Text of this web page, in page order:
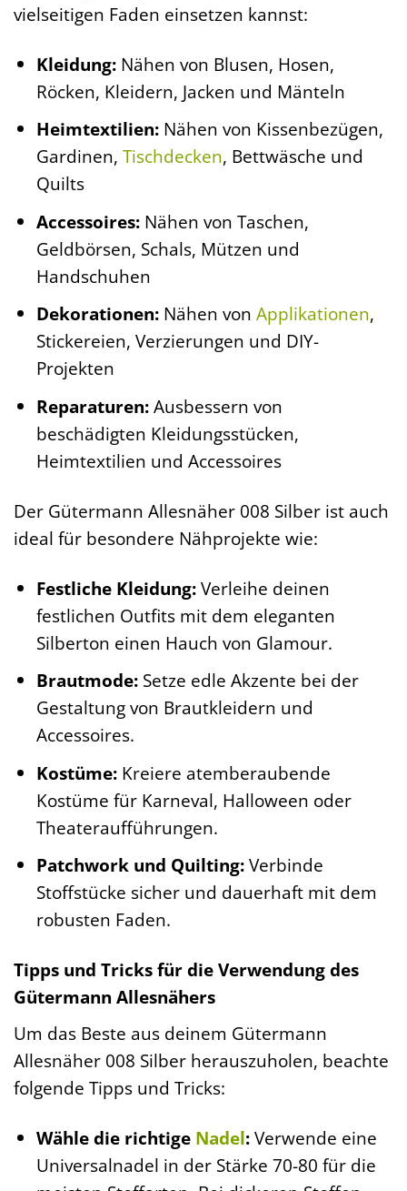
vielseitigen Faden einsetzen kannst:
Kleidung:Nähen von Blusen, Hosen,
Röcken, Kleidern, Jacken und Mänteln
Heimtextilien:Nähen von Kissenbezügen,
Gardinen, Tischdecken, Bettwäsche und
Quilts
Accessoires:Nähen von Taschen,
Geldbörsen, Schals, Mützen und
Handschuhen
Dekorationen:Nähen von Applikationen,
Stickereien, Verzierungen und DIY-
Projekten
Reparaturen:Ausbessern von
beschädigten Kleidungsstücken,
Heimtextilien und Accessoires
Der Gütermann Allesnäher 008 Silber ist auch
ideal für besondere Nähprojekte wie:
Festliche Kleidung:Verleihe deinen
festlichen Outfits mit dem eleganten
Silberton einen Hauch von Glamour.
Brautmode:Setze edle Akzente bei der
Gestaltung von Brautkleidern und
Accessoires.
Kostüme:Kreiere atemberaubende
Kostüme für Karneval, Halloween oder
Theateraufführungen.
Patchwork und Quilting:Verbinde
Stoffstücke sicher und dauerhaft mit dem
robusten Faden.
Tipps und Tricks für die Verwendung des
Gütermann Allesnähers
Um das Beste aus deinem Gütermann
Allesnäher 008 Silber herauszuholen, beachte
folgende Tipps und Tricks:
Wähle die richtige Nadel:Verwende eine
Universalnadel in der Stärke 70-80 für die